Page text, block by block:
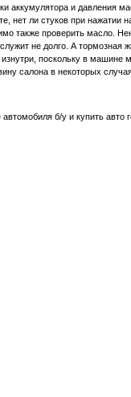
аккумулятора и давления
нет ли стуков при нажатии
также проверить масло.
не долго. А тормозная
поскольку в машине
салона в некоторых
б/у и купить авто